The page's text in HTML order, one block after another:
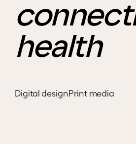
health
Digital designPrint media